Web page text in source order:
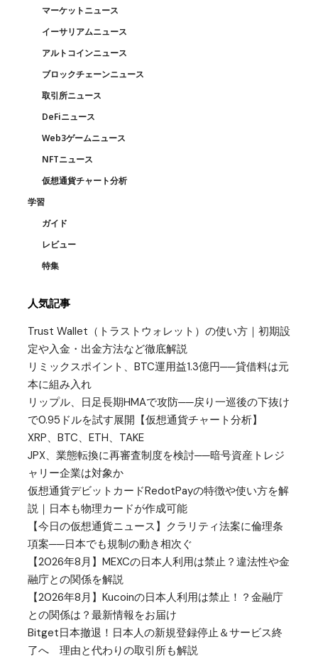
マーケットニュース
イーサリアムニュース
アルトコインニュース
ブロックチェーンニュース
取引所ニュース
DeFiニュース
Web3ゲームニュース
NFTニュース
仮想通貨チャート分析
学習
ガイド
レビュー
特集
人気記事
Trust Wallet（トラストウォレット）の使い方｜初期設
定や入金・出金方法など徹底解説
リミックスポイント、BTC運用益1.3億円──貸借料は元
本に組み入れ
リップル、日足長期HMAで攻防──戻り一巡後の下抜け
で0.95ドルを試す展開【仮想通貨チャート分析】
XRP、BTC、ETH、TAKE
JPX、業態転換に再審査制度を検討──暗号資産トレジ
ャリー企業は対象か
仮想通貨デビットカードRedotPayの特徴や使い方を解
説｜日本も物理カードが作成可能
【今日の仮想通貨ニュース】クラリティ法案に倫理条
項案──日本でも規制の動き相次ぐ
【2026年8月】MEXCの日本人利用は禁止？違法性や金
融庁との関係を解説
【2026年8月】Kucoinの日本人利用は禁止！？金融庁
との関係は？最新情報をお届け
Bitget日本撤退！日本人の新規登録停止＆サービス終
了へ 理由と代わりの取引所も解説